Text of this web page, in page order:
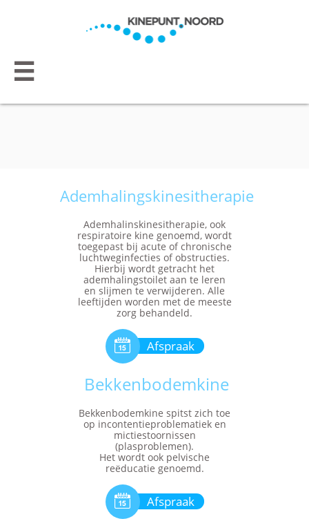

Ademhalingskinesitherapie
Ademhalinskinesitherapie, ook
respiratoire kine genoemd, wordt
toegepast bij acute of chronische
luchtweginfecties of obstructies.
Hierbij wordt getracht het
ademhalingstoilet aan te leren
en slijmen te verwijderen. Alle
leeftijden worden met de meeste
zorg behandeld.
Afspraak

Bekkenbodemkine
Bekkenbodemkine spitst zich toe
op incontentieproblematiek en
mictiestoornissen
(plasproblemen).
Het wordt ook pelvische
reëducatie genoemd.
Afspraak
